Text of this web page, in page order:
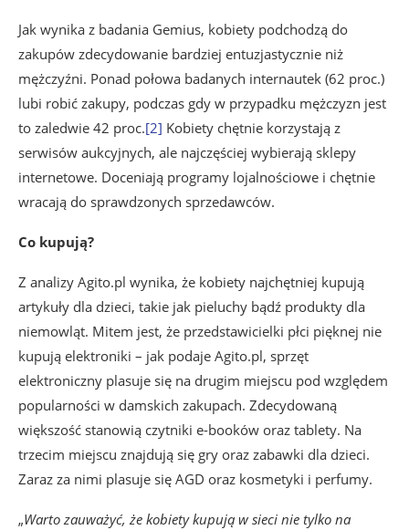
Jak wynika z badania Gemius, kobiety podchodzą do
zakupów zdecydowanie bardziej entuzjastycznie niż
mężczyźni. Ponad połowa badanych internautek (62 proc.)
lubi robić zakupy, podczas gdy w przypadku mężczyzn jest
to zaledwie 42 proc.[2] Kobiety chętnie korzystają z
serwisów aukcyjnych, ale najczęściej wybierają sklepy
internetowe. Doceniają programy lojalnościowe i chętnie
wracają do sprawdzonych sprzedawców.
Co kupują?
Z analizy Agito.pl wynika, że kobiety najchętniej kupują
artykuły dla dzieci, takie jak pieluchy bądź produkty dla
niemowląt. Mitem jest, że przedstawicielki płci pięknej nie
kupują elektroniki – jak podaje Agito.pl, sprzęt
elektroniczny plasuje się na drugim miejscu pod względem
popularności w damskich zakupach. Zdecydowaną
większość stanowią czytniki e-booków oraz tablety. Na
trzecim miejscu znajdują się gry oraz zabawki dla dzieci.
Zaraz za nimi plasuje się AGD oraz kosmetyki i perfumy.
„Warto zauważyć, że kobiety kupują w sieci nie tylko na